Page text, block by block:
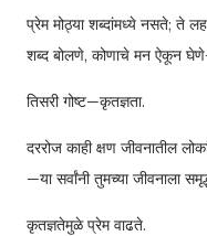
प्रेम मोठ्या शब्दांमध्ये नसते; ते
शब्द बोलणे, कोणाचे मन ऐकून
तिसरी गोष्ट—कृतज्ञता.
दररोज काही क्षण जीवनातील
—या सर्वांनी तुमच्या जीवनाला
कृतज्ञतेमुळे प्रेम वाढते.